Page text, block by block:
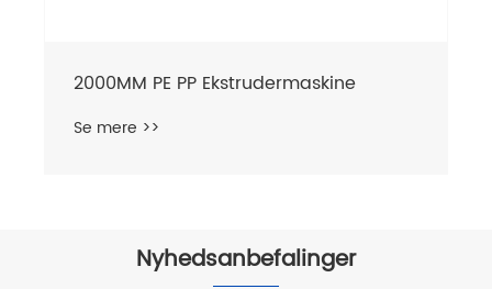
2000MM PE PP Ekstrudermaskine
Se mere >>
Nyhedsanbefalinger